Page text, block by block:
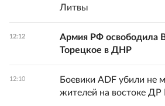
Литвы
12:12
Армия РФ освободила
Торецкое в ДНР
12:10
Боевики ADF убили не
жителей на востоке ДР